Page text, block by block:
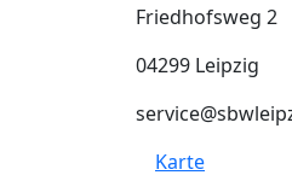
Friedhofsweg 2
04299 Leipzig
Karte